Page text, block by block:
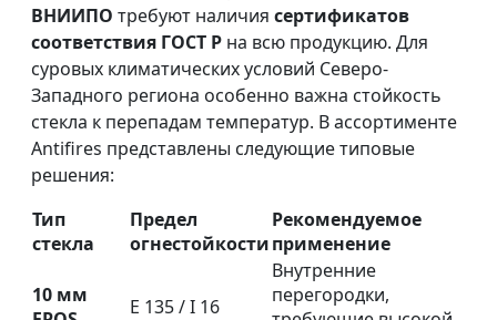
ВНИИПО требуют наличия сертификатов
соответствия ГОСТ Р на всю продукцию. Для
суровых климатических условий Северо-
Западного региона особенно важна стойкость
стекла к перепадам температур. В ассортименте
Antifires представлены следующие типовые
решения:
Тип
стекла
Предел
огнестойкости
Рекомендуемое
применение
10 мм
E 135 / I 16
Внутренние
перегородки,